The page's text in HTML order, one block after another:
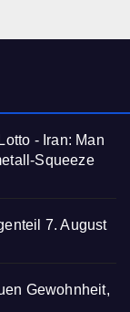
- Iran: Man
Squeeze
7. August
Gewohnheit,